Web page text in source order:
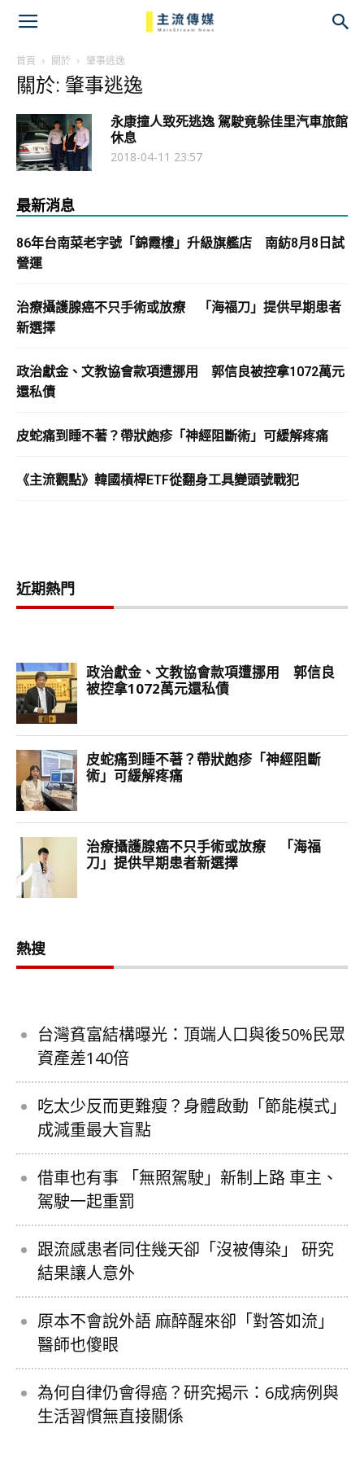
首頁 關於 肇事逃逸
關於: 肇事逃逸
永康撞人致死逃逸 駕駛竟躲佳里汽車旅館
休息
2018-04-11 23:57
最新消息
86年台南菜老字號「錦霞樓」升級旗艦店 南紡8月8日試
營運
治療攝護腺癌不只手術或放療 「海福刀」提供早期患者
新選擇
政治獻金、文教協會款項遭挪用 郭信良被控拿1072萬元
還私債
皮蛇痛到睡不著？帶狀皰疹「神經阻斷術」可緩解疼痛
《主流觀點》韓國槓桿ETF從翻身工具變頭號戰犯
近期熱門
熱搜
台灣貧富結構曝光：頂端人口與後50%民眾
資產差140倍
吃太少反而更難瘦？身體啟動「節能模式」
成減重最大盲點
借車也有事 「無照駕駛」新制上路 車主、
駕駛一起重罰
跟流感患者同住幾天卻「沒被傳染」 研究
結果讓人意外
原本不會說外語 麻醉醒來卻「對答如流」
醫師也傻眼
為何自律仍會得癌？研究揭示：6成病例與
生活習慣無直接關係